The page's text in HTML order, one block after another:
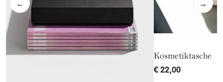
← →
Kosmetiktasche
€ 22,00